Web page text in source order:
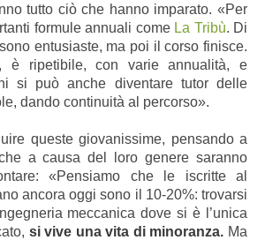
tutto ciò che hanno imparato. «Per
formule annuali come La Tribù. Di
entusiaste, ma poi il corso finisce.
è ripetibile, con varie annualità, e
si può anche diventare tutor delle
dando continuità al percorso».
queste giovanissime, pensando a
a causa del loro genere saranno
«Pensiamo che le iscritte al
ancora oggi sono il 10-20%: trovarsi
meccanica dove si è l’unica
si vive una vita di minoranza. Ma